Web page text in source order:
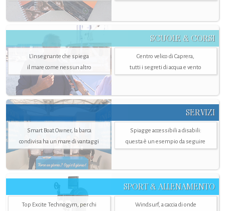
SCUOLE & CORSI
L'insegnante che spiega
il mare come nessun altro
Centro velico di Caprera,
tutti i segreti di acqua e vento
SERVIZI
Smart Boat Owner, la barca
condivisa ha un mare di vantaggi
Spiagge accessibili a disabili:
questa è un esempio da seguire
SPORT & ALLENAMENTO
Top Excite Technogym, per chi
Windsurf, a caccia di onde